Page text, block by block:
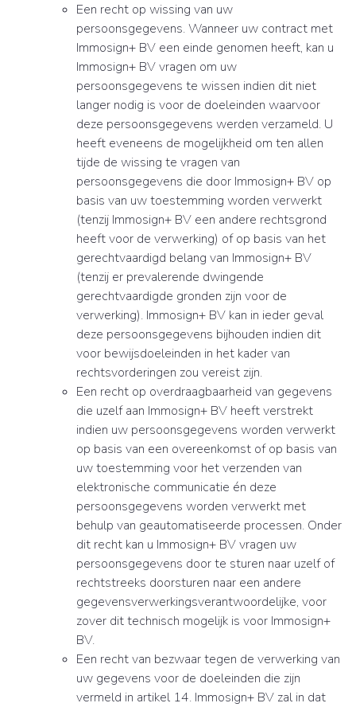
Een recht op wissing van uw
persoonsgegevens. Wanneer uw contract met
Immosign+ BV een einde genomen heeft, kan u
Immosign+ BV vragen om uw
persoonsgegevens te wissen indien dit niet
langer nodig is voor de doeleinden waarvoor
deze persoonsgegevens werden verzameld. U
heeft eveneens de mogelijkheid om ten allen
tijde de wissing te vragen van
persoonsgegevens die door Immosign+ BV op
basis van uw toestemming worden verwerkt
(tenzij Immosign+ BV een andere rechtsgrond
heeft voor de verwerking) of op basis van het
gerechtvaardigd belang van Immosign+ BV
(tenzij er prevalerende dwingende
gerechtvaardigde gronden zijn voor de
verwerking). Immosign+ BV kan in ieder geval
deze persoonsgegevens bijhouden indien dit
voor bewijsdoeleinden in het kader van
rechtsvorderingen zou vereist zijn.
Een recht op overdraagbaarheid van gegevens
die uzelf aan Immosign+ BV heeft verstrekt
indien uw persoonsgegevens worden verwerkt
op basis van een overeenkomst of op basis van
uw toestemming voor het verzenden van
elektronische communicatie én deze
persoonsgegevens worden verwerkt met
behulp van geautomatiseerde processen. Onder
dit recht kan u Immosign+ BV vragen uw
persoonsgegevens door te sturen naar uzelf of
rechtstreeks doorsturen naar een andere
gegevensverwerkingsverantwoordelijke, voor
zover dit technisch mogelijk is voor Immosign+
BV.
Een recht van bezwaar tegen de verwerking van
uw gegevens voor de doeleinden die zijn
vermeld in artikel 14. Immosign+ BV zal in dat